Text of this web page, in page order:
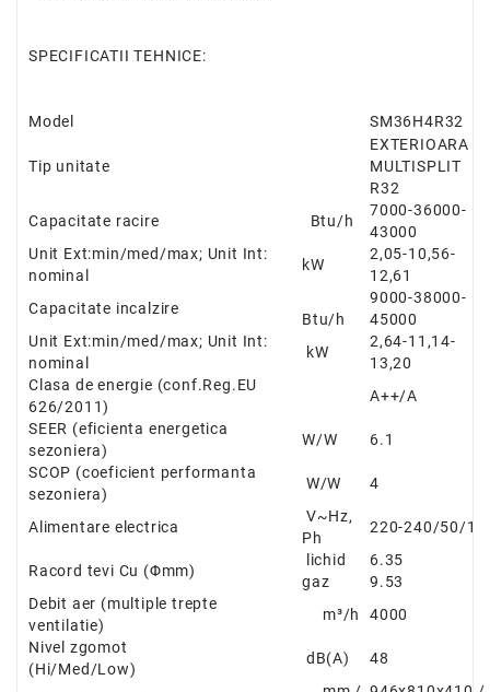
SPECIFICATII TEHNICE:
Model SM36H4R32
Tip unitate
EXTERIOARA
MULTISPLIT
R32
Capacitate racire
Btu/h
7000-36000-
43000
Unit Ext:min/med/max; Unit Int:
nominal
kW
2,05-10,56-
12,61
Capacitate incalzire
Btu/h
9000-38000-
45000
Unit Ext:min/med/max; Unit Int:
nominal
kW
2,64-11,14-
13,20
Clasa de energie (conf.Reg.EU
626/2011)
A++/A
SEER (eficienta energetica
sezoniera)
W/W
6.1
SCOP (coeficient performanta
sezoniera)
W/W 4
Alimentare electrica
V~Hz,
Ph
220-240/50/1
Racord tevi Cu (Φmm)
lichid
6.35
gaz
9.53
Debit aer (multiple trepte
ventilatie)
m³/h
4000
Nivel zgomot
(Hi/Med/Low)
dB(A) 48